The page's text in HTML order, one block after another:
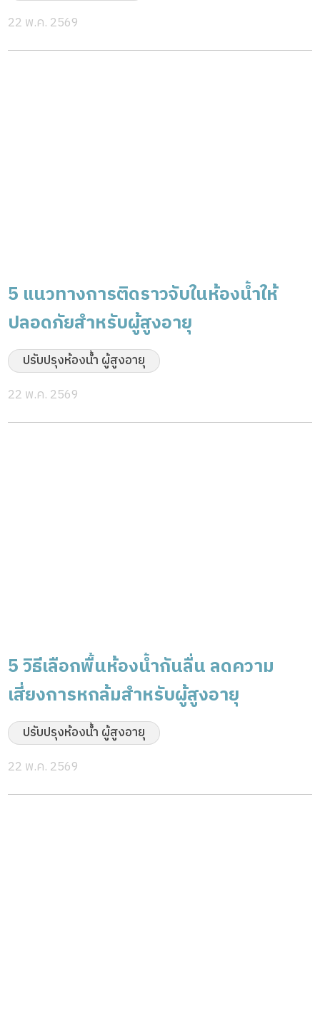
22 พ.ค. 2569
5 แนวทางการติดราวจับในห้องน้ำให้
ปลอดภัยสำหรับผู้สูงอายุ
ปรับปรุงห้องน้ำ ผู้สูงอายุ
22 พ.ค. 2569
5 วิธีเลือกพื้นห้องน้ำกันลื่น ลดความ
เสี่ยงการหกล้มสำหรับผู้สูงอายุ
ปรับปรุงห้องน้ำ ผู้สูงอายุ
22 พ.ค. 2569